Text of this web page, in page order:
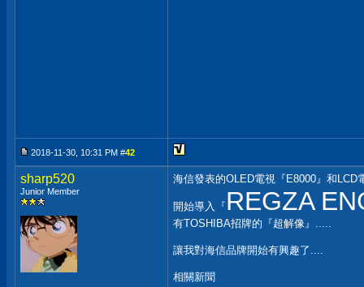
2018-11-30, 10:31 PM #42
sharp520
Junior Member
海信發表的OLED電視『E8000』和LCD
開始導入『 REGZA
有TOSHIBA招牌的『超解像』.....
讓我對海信品牌開始有興趣了....
相關新聞